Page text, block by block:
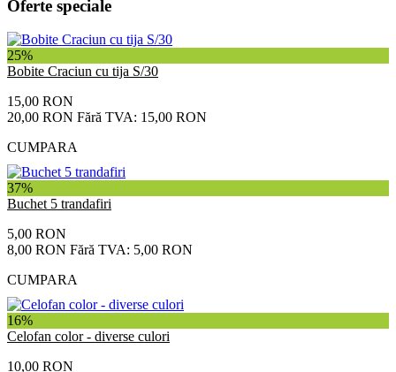
Oferte speciale
25%
Bobite Craciun cu tija S/30
15,00 RON
20,00 RON Fără TVA: 15,00 RON
CUMPARA
37%
Buchet 5 trandafiri
5,00 RON
8,00 RON Fără TVA: 5,00 RON
CUMPARA
16%
Celofan color - diverse culori
10,00 RON